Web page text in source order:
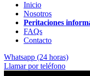
Inicio
Nosotros
Peritaciones
FAQs
Contacto
Whatsapp (24 horas)
Llamar por teléfono